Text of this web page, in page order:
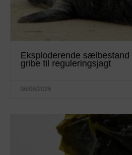
Eksploderende sælbestand
gribe til reguleringsjagt
06/08/2026